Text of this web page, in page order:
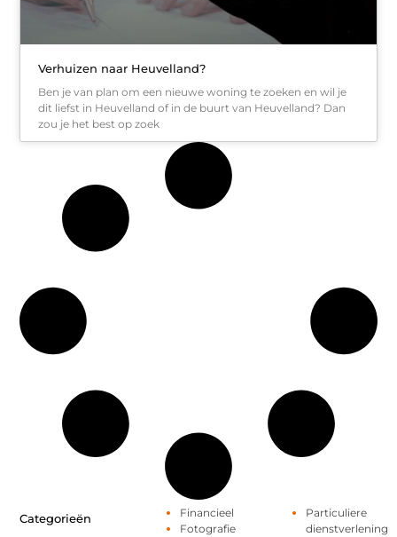
Verhuizen naar Heuvelland?
Ben je van plan om een nieuwe woning te zoeken en wil je
dit liefst in Heuvelland of in de buurt van Heuvelland? Dan
zou je het best op zoek
Categorieën
Financieel
Fotografie
Particuliere
dienstverlening